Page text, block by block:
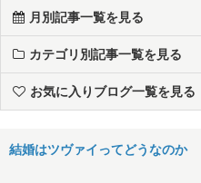
月別記事一覧を見る
カテゴリ別記事一覧を見る
お気に入りブログ一覧を見る
結婚はツヴァイってどうなのか